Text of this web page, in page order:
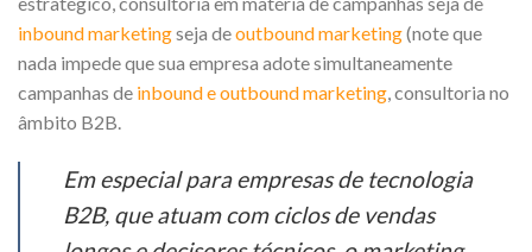
inbound marketingseja deoutbound marketing(note que
nada impede que sua empresa adote simultaneamente
campanhas de inbound e outbound marketing, consultoria no
âmbito B2B.
Em especial para empresas de tecnologia
B2B, que atuam com ciclos de vendas